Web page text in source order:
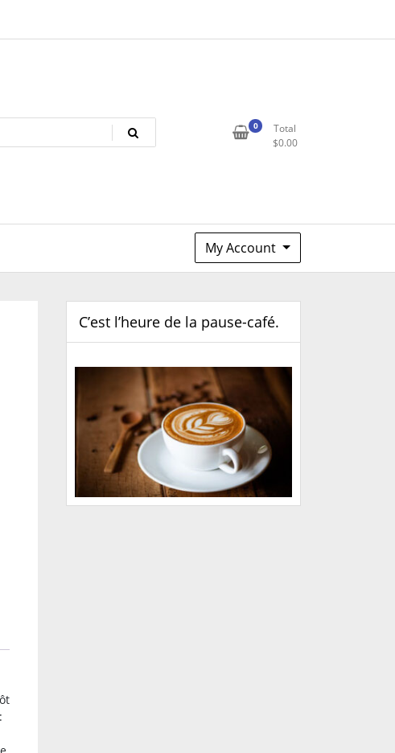
0
Total
$0.00
My Account
C’est l’heure de la pause-café.